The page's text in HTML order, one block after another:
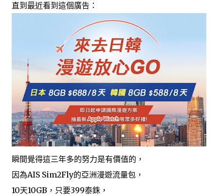
直到最近看到這個廣告：
瞬間覺得這三年多的努力是有價值的，
因為AIS Sim2Fly的亞洲漫遊流量包，
10天10GB，只要399泰銖，